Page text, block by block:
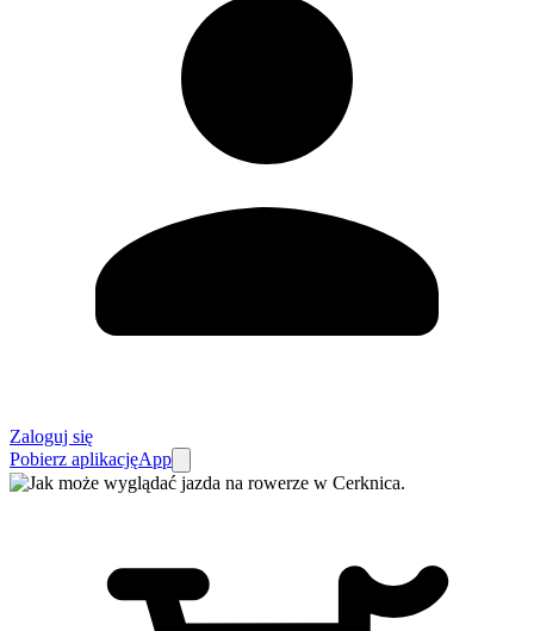
Zaloguj się
Pobierz aplikacjęApp